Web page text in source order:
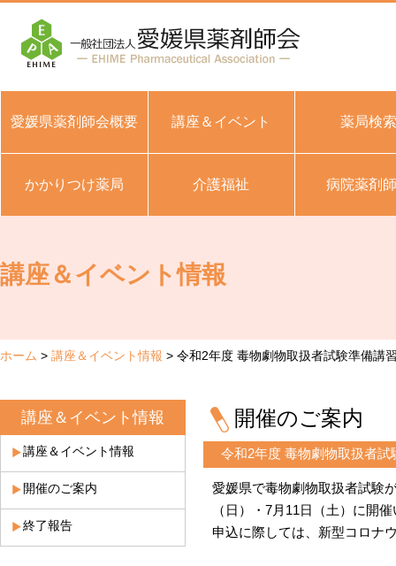
愛媛県薬剤師会概要 講座＆イベント 薬局検索
かかりつけ薬局 介護福祉 病院薬剤
講座＆イベント情報
ホーム 講座＆イベント情報 令和2年度 毒物劇物取扱者試験準備講
講座＆イベント情報
講座＆イベント情報
開催のご案内
終了報告
開催のご案内
令和2年度 毒物劇物取扱者
愛媛県で毒物劇物取扱者試験
（日）・7月11日（土）に開
申込に際しては、 新型コロナ